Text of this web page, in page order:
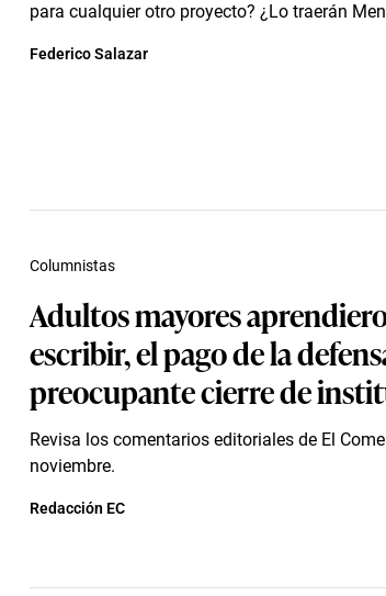
para cualquier otro proyecto? ¿Lo traerán
Federico Salazar
Adultos mayores
escribir, el pago de la
preocupante cierre de
Revisa los comentarios editoriales de El
noviembre.
Columnistas
Redacción EC